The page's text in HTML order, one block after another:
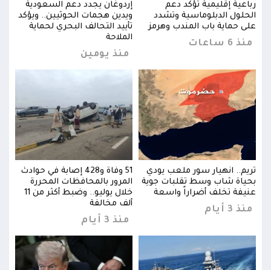
رباعية إقليمية تؤكد دعم
الحلول الدبلوماسية وتشدد
على حماية باب المندب وهرمز
منذ 6 ساعات
إردوغان يجدد دعم السعودية
ويدين هجمات الحوثيين.. ويؤكد
تأييد التحالف البحري لحماية
الملاحة
منذ يومين
تريم.. انهيار سور ملعب يودي
بحياة شاب وسط تقلبات جوية
عنيفة تخلف أضراراً واسعة
منذ 3 أيام
51 وفاة و428 إصابة في حوادث
المرور بالمحافظات المحررة
خلال يوليو.. وضبط أكثر من 11
ألف مخالفة
منذ 3 أيام